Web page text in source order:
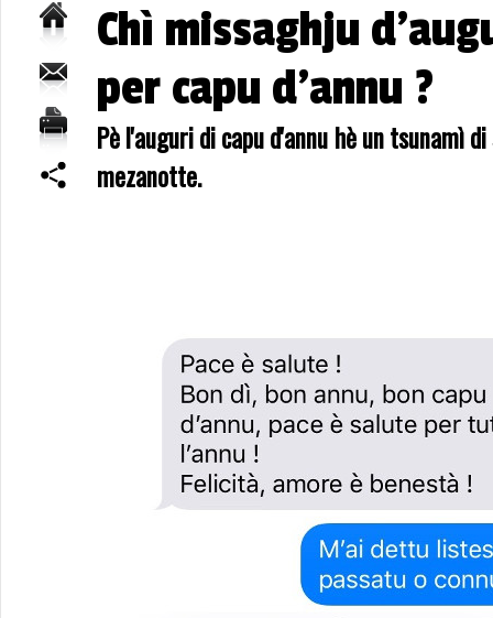
Chì missaghju
per capu d'annu ?
Pè l'auguri di capu d'annu hè un tsunamì
mezanotte.